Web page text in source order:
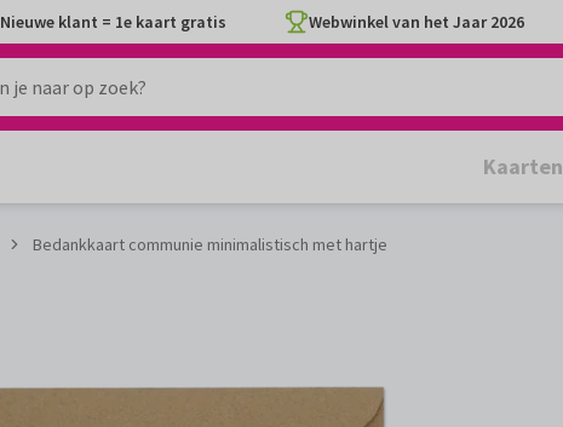
Nieuwe klant = 1e kaart gratis Webwinkel van het Jaar 2026
Kaarten
Bedankkaart communie minimalistisch met hartje